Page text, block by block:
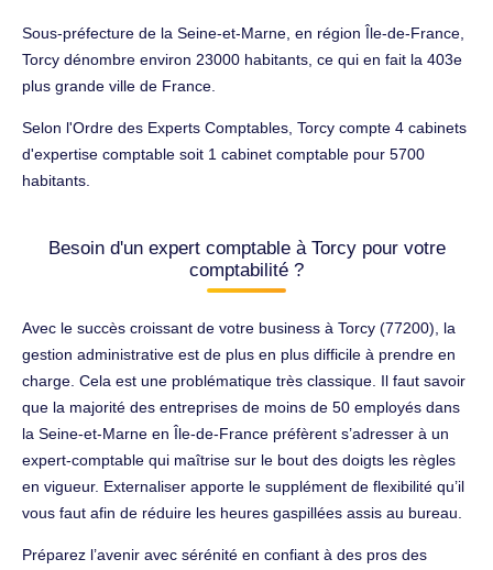
Sous-préfecture de la Seine-et-Marne, en région Île-de-France,
Torcy dénombre environ 23000 habitants, ce qui en fait la 403e
plus grande ville de France.
Selon l'Ordre des Experts Comptables, Torcy compte 4 cabinets
d'expertise comptable soit 1 cabinet comptable pour 5700
habitants.
Besoin d'un expert comptable à Torcy pour votre
comptabilité ?
Avec le succès croissant de votre business à Torcy (77200), la
gestion administrative est de plus en plus difficile à prendre en
charge. Cela est une problématique très classique. Il faut savoir
que la majorité des entreprises de moins de 50 employés dans
la Seine-et-Marne en Île-de-France préfèrent s’adresser à un
expert-comptable qui maîtrise sur le bout des doigts les règles
en vigueur. Externaliser apporte le supplément de flexibilité qu’il
vous faut afin de réduire les heures gaspillées assis au bureau.
Préparez l’avenir avec sérénité en confiant à des pros des